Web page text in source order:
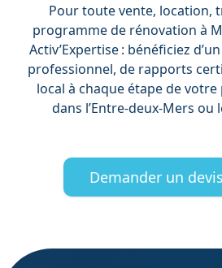
Pour toute vente, location,
programme de rénovation à
Activ’Expertise : bénéficiez
professionnel, de rapports
local à chaque étape de
dans l’Entre-deux-Mers ou
Demander un